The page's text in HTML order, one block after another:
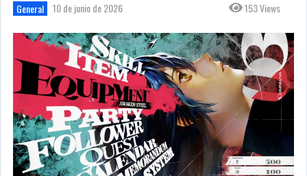
General 10 de junio de 2026 153 Views